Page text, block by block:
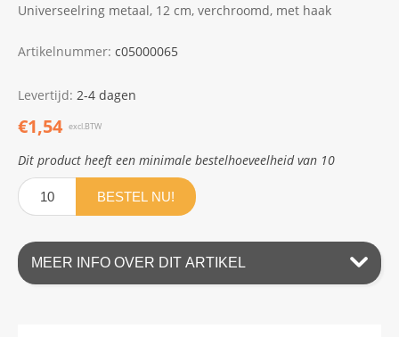
Universeelring metaal, 12 cm, verchroomd, met haak
Artikelnummer: c05000065
Levertijd: 2-4 dagen
€1,54 excl.BTW
Dit product heeft een minimale bestelhoeveelheid van 10
BESTEL NU!
MEER INFO OVER DIT ARTIKEL